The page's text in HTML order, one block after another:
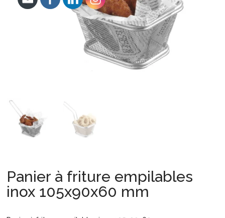
Panier à friture empilables
inox 105x90x60 mm